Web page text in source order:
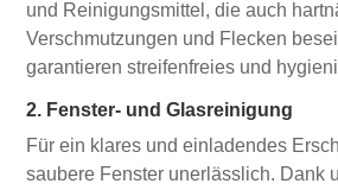
und Reinigungsmittel, die auch
Verschmutzungen und Flecken
garantieren streifenfreies und
2. Fenster- und Glasreinigung
Für ein klares und einladendes
saubere Fenster unerlässlich. Dank